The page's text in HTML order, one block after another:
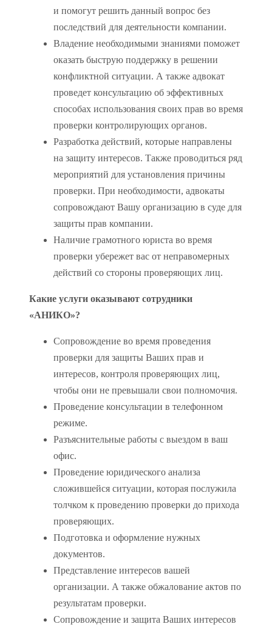
и помогут решить данный вопрос без
последствий для деятельности компании.
Владение необходимыми знаниями поможет
оказать быструю поддержку в решении
конфликтной ситуации. А также адвокат
проведет консультацию об эффективных
способах использования своих прав во время
проверки контролирующих органов.
Разработка действий, которые направлены
на защиту интересов. Также проводиться ряд
мероприятий для установления причины
проверки. При необходимости, адвокаты
сопровождают Вашу организацию в суде для
защиты прав компании.
Наличие грамотного юриста во время
проверки убережет вас от неправомерных
действий со стороны проверяющих лиц.
Какие услуги оказывают сотрудники
«АНИКО»?
Сопровождение во время проведения
проверки для защиты Ваших прав и
интересов, контроля проверяющих лиц,
чтобы они не превышали свои полномочия.
Проведение консультации в телефонном
режиме.
Разъяснительные работы с выездом в ваш
офис.
Проведение юридического анализа
сложившейся ситуации, которая послужила
толчком к проведению проверки до прихода
проверяющих.
Подготовка и оформление нужных
документов.
Представление интересов вашей
организации. А также обжалование актов по
результатам проверки.
Сопровождение и защита Ваших интересов